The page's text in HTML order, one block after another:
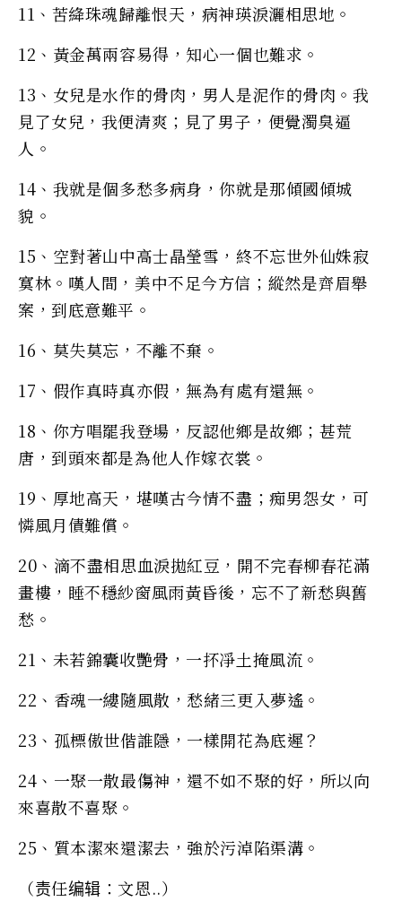
11、苦絳珠魂歸離恨天，病神瑛淚灑相思地。
12、黃金萬兩容易得，知心一個也難求。
13、女兒是水作的骨肉，男人是泥作的骨肉。我
見了女兒，我便清爽；見了男子，便覺濁臭逼
人。
14、我就是個多愁多病身，你就是那傾國傾城
貌。
15、空對著山中高士晶瑩雪，終不忘世外仙姝寂
寞林。嘆人間，美中不足今方信；縱然是齊眉舉
案，到底意難平。
16、莫失莫忘，不離不棄。
17、假作真時真亦假，無為有處有還無。
18、你方唱罷我登場，反認他鄉是故鄉；甚荒
唐，到頭來都是為他人作嫁衣裳。
19、厚地高天，堪嘆古今情不盡；痴男怨女，可
憐風月債難償。
20、滴不盡相思血淚拋紅豆，開不完春柳春花滿
畫樓，睡不穩紗窗風雨黃昏後，忘不了新愁與舊
愁。
21、未若錦囊收艷骨，一抔凈土掩風流。
22、香魂一縷隨風散，愁緒三更入夢遙。
23、孤標傲世偕誰隱，一樣開花為底遲？
24、一聚一散最傷神，還不如不聚的好，所以向
來喜散不喜聚。
25、質本潔來還潔去，強於污淖陷渠溝。
（责任编辑：文恩..）